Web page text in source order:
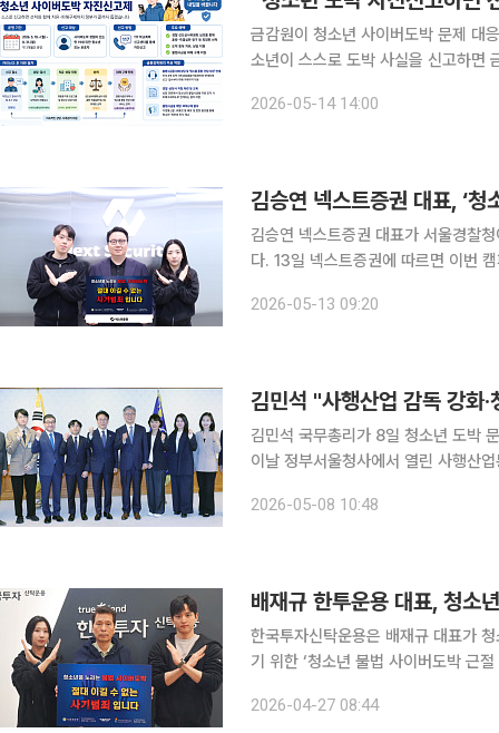
금감원이 청소년 사이버도박 문제 대
소년이 스스로 도박 사실을 신고하면
회와 함께 ‘청소년 사이버도박 자진
2026-05-14 14:00
김승연 넥스트증권 대표, ‘청
김승연 넥스트증권 대표가 서울경찰
다. 13일 넥스트증권에 따르면 이번 캠페인은 청소년을 대상으로 한 불법 사이버도박 문제의 심각성
버도박, 절대 이길 수 없는 사기범죄
2026-05-13 09:20
김민석 "사행산업 감독 강화
김민석 국무총리가 8일 청소년 도박 문제
이날 정부서울청사에서 열린 사행산
"건전한 사행산업 환경을 바탕으로
2026-05-08 10:48
배재규 한투운용 대표, 청소
한국투자신탁운용은 배재규 대표가
기 위한 ‘청소년 불법 사이버도박 근절 릴레
회적 경각심을 높이고, 범죄 예방을
2026-04-27 08:44